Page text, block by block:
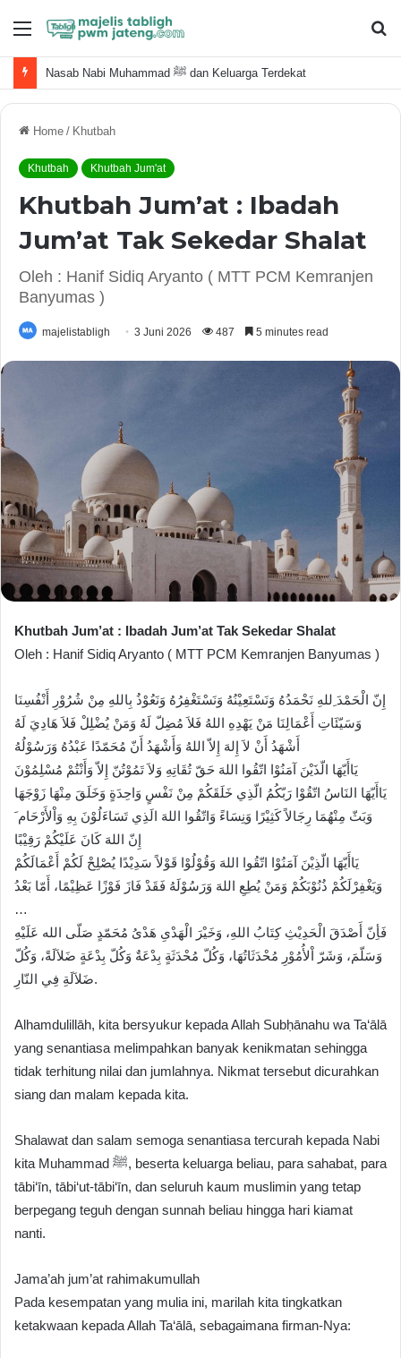
Menu
Nasab Nabi Muhammad ﷺ dan Keluarga Terdekat
Home / Khutbah
Khutbah Khutbah Jum'at
Khutbah Jum’at : Ibadah
Jum’at Tak Sekedar Shalat
Oleh : Hanif Sidiq Aryanto ( MTT PCM Kemranjen
Banyumas )
majelistabligh 3 Juni 2026 487 5 minutes read
Khutbah Jum’at : Ibadah Jum’at Tak Sekedar Shalat
Oleh : Hanif Sidiq Aryanto ( MTT PCM Kemranjen Banyumas )
إِنّ الْحَمْدَ ِللهِ نَحْمَدُهُ وَنَسْتَعِيْنُهُ وَنَسْتَغْفِرُهُ وَنَعُوْذُ بِاللهِ مِنْ شُرُوْرِ أَنْفُسِنَا
وَسَيّئَاتِ أَعْمَالِنَا مَنْ يَهْدِهِ اللهُ فَلاَ مُضِلّ لَهُ وَمَنْ يُضْلِلْ فَلاَ هَادِيَ لَهُ
أَشْهَدُ أَنْ لاَ إِلهَ إِلاّ اللهُ وَأَشْهَدُ أَنّ مُحَمّدًا عَبْدُهُ وَرَسُوْلُهُ
يَاأَيّهَا الّذَيْنَ آمَنُوْا اتّقُوا اللهَ حَقّ تُقَاتِهِ وَلاَ تَمُوْتُنّ إِلاّ وَأَنْتُمْ مُسْلِمُوْنَ
يَاأَيّهَا النَاسُ اتّقُوْا رَبّكُمُ الّذِي خَلَقَكُمْ مِنْ نَفْسٍ وَاحِدَةٍ وَخَلَقَ مِنْهَا زَوْجَهَا
وَبَثّ مِنْهُمَا رِجَالاً كَثِيْرًا وَنِسَاءً وَاتّقُوا اللهَ الَذِي تَسَاءَلُوْنَ بِهِ وَاْلأَرْحَام َ
إِنّ اللهَ كَانَ عَلَيْكُمْ رَقِيْبًا
يَاأَيّهَا الّذِيْنَ آمَنُوْا اتّقُوا اللهَ وَقُوْلُوْا قَوْلاً سَدِيْدًا يُصْلِحْ لَكُمْ أَعْمَالَكُمْ
وَيَغْفِرْلَكُمْ ذُنُوْبَكُمْ وَمَنْ يُطِعِ اللهَ وَرَسُوْلَهُ فَقَدْ فَازَ فَوْزًا عَظِيْمًا، أَمّا بَعْدُ
…
فَأِنّ أَصْدَقَ الْحَدِيْثِ كِتَابُ اللهِ، وَخَيْرَ الْهَدْىِ هَدْىُ مُحَمّدٍ صَلّى الله عَلَيْهِ
وَسَلّمَ، وَشَرّ اْلأُمُوْرِ مُحْدَثَاتُهَا، وَكُلّ مُحْدَثَةٍ بِدْعَةٌ وَكُلّ بِدْعَةٍ ضَلاَلَةً، وَكُلّ
ضَلاَلَةِ فِي النّارِ.
Alhamdulillāh, kita bersyukur kepada Allah Subḥānahu wa Ta‘ālā
yang senantiasa melimpahkan banyak kenikmatan sehingga
tidak terhitung nilai dan jumlahnya. Nikmat tersebut dicurahkan
siang dan malam kepada kita.
Shalawat dan salam semoga senantiasa tercurah kepada Nabi
kita Muhammad ﷺ, beserta keluarga beliau, para sahabat, para
tābi‘īn, tābi‘ut‑tābi‘īn, dan seluruh kaum muslimin yang tetap
berpegang teguh dengan sunnah beliau hingga hari kiamat
nanti.
Jama’ah jum’at rahimakumullah
Pada kesempatan yang mulia ini, marilah kita tingkatkan
ketakwaan kepada Allah Ta‘ālā, sebagaimana firman-Nya: